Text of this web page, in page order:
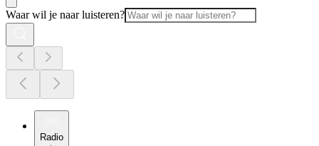
Waar wil je naar luisteren?
Radio